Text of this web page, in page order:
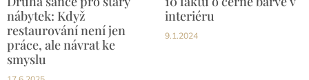
nábytek: Když
restaurování není jen
práce, ale návrat ke
smyslu
interiéru
9.1.2024